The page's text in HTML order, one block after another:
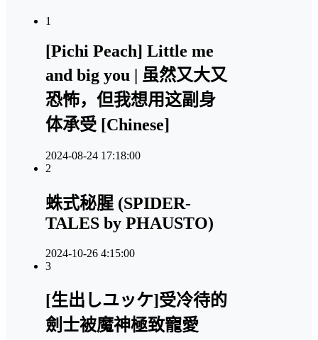
1
[Pichi Peach] Little me
and big you | 虽然又大又
恐怖，但我想用这副身
体承受 [Chinese]
2024-08-24 17:18:00
2
蛛式秘腥 (SPIDER-
TALES by PHAUSTO)
2024-10-26 4:15:00
3
[生出しユッケ]受冷待的
劍士被魔神極致寵愛